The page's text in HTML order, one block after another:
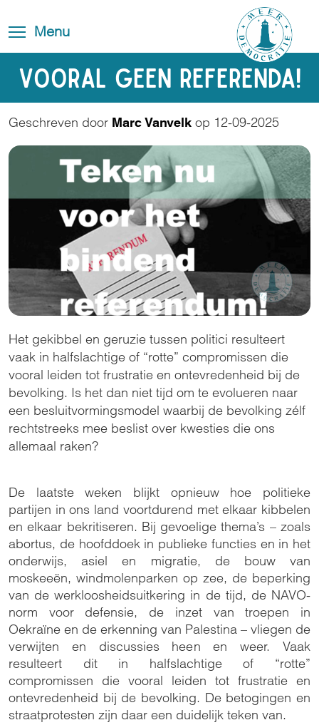
to
Toggle
navigation
Contact
Menu
Vooral geen referenda!
Geschreven door Marc Vanvelk op 12-09-2025
Het gekibbel en geruzie tussen politici resulteert
vaak in halfslachtige of “rotte” compromissen die
vooral leiden tot frustratie en ontevredenheid bij de
bevolking. Is het dan niet tijd om te evolueren naar
een besluitvormingsmodel waarbij de bevolking zélf
rechtstreeks mee beslist over kwesties die ons
allemaal raken?
De laatste weken blijkt opnieuw hoe politieke
partijen in ons land voortdurend met elkaar kibbelen
en elkaar bekritiseren. Bij gevoelige thema’s – zoals
abortus, de hoofddoek in publieke functies en in het
onderwijs, asiel en migratie, de bouw van
moskeeën, windmolenparken op zee, de beperking
van de werkloosheidsuitkering in de tijd, de NAVO-
norm voor defensie, de inzet van troepen in
Oekraïne en de erkenning van Palestina – vliegen de
verwijten en discussies heen en weer. Vaak
resulteert dit in halfslachtige of “rotte”
compromissen die vooral leiden tot frustratie en
ontevredenheid bij de bevolking. De betogingen en
straatprotesten zijn daar een duidelijk teken van.